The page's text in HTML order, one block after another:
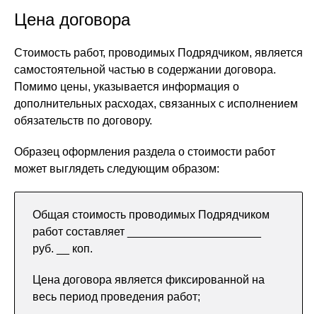
Цена договора
Стоимость работ, проводимых Подрядчиком, является
самостоятельной частью в содержании договора.
Помимо цены, указывается информация о
дополнительных расходах, связанных с исполнением
обязательств по договору.
Образец оформления раздела о стоимости работ
может выглядеть следующим образом:
Общая стоимость проводимых Подрядчиком
работ составляет _____________________
руб. __ коп.
Цена договора является фиксированной на
весь период проведения работ;